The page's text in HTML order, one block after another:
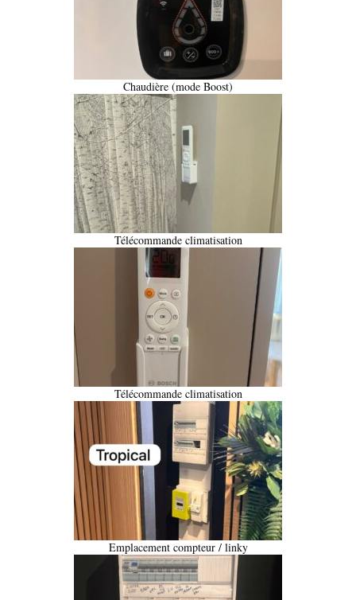
Chaudière (mode Boost)
Télécommande climatisation
Télécommande climatisation
Emplacement compteur / linky